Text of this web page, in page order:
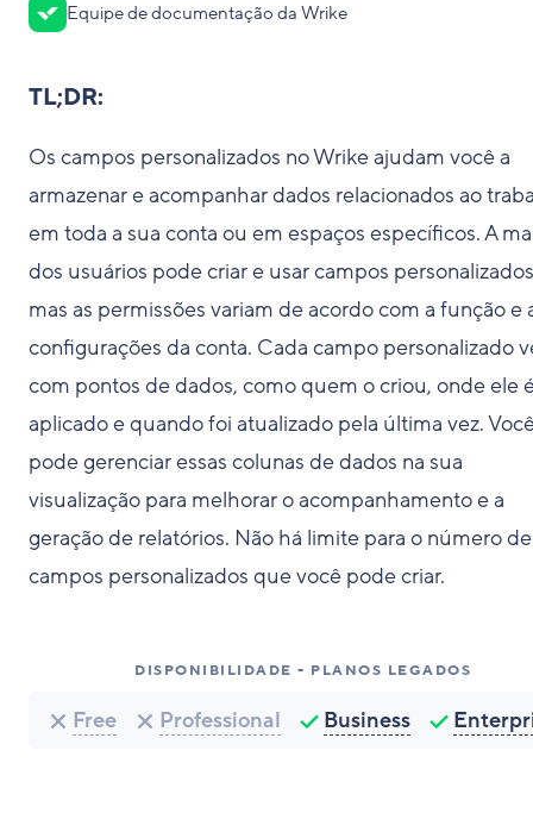
Equipe de documentação da Wrike
TL;DR:
Os campos personalizados no Wrike ajudam você a
armazenar e acompanhar dados relacionados ao
em toda a sua conta ou em espaços específicos. A
dos usuários pode criar e usar campos
mas as permissões variam de acordo com a função e
configurações da conta. Cada campo personalizado
com pontos de dados, como quem o criou, onde ele
aplicado e quando foi atualizado pela última vez.
pode gerenciar essas colunas de dados na sua
visualização para melhorar o acompanhamento e a
geração de relatórios. Não há limite para o número de
campos personalizados que você pode criar.
DISPONIBILIDADE - PLANOS LEGADOS
Free Professional Business